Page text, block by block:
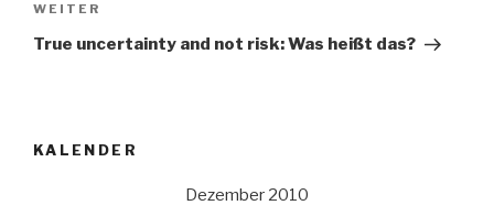
Nächster
Beitrag
WEITER
True uncertainty and not risk: Was heißt das?
KALENDER
Dezember 2010